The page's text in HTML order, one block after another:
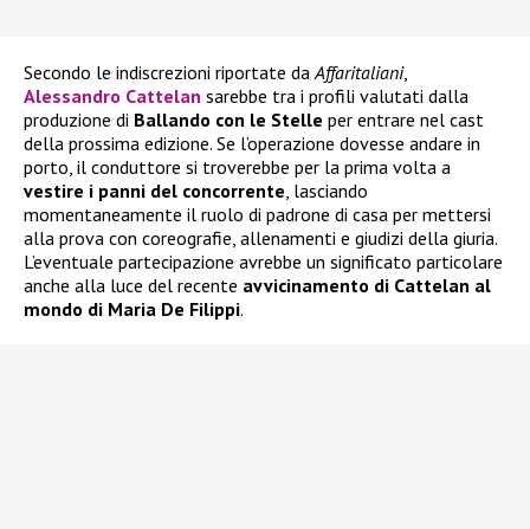
Secondo le indiscrezioni riportate daAffaritaliani,
Alessandro Cattelan sarebbe tra i profili valutati dalla
produzione di Ballando con le Stelle per entrare nel cast
della prossima edizione. Se l’operazione dovesse andare in
porto, il conduttore si troverebbe per la prima volta a
vestire i panni del concorrente, lasciando
momentaneamente il ruolo di padrone di casa per mettersi
alla prova con coreografie, allenamenti e giudizi della giuria.
L’eventuale partecipazione avrebbe un significato particolare
anche alla luce del recente avvicinamento di Cattelan al
mondo di Maria De Filippi.